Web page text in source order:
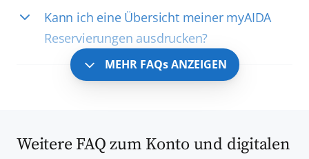
Kann ich eine Übersicht meiner myAIDA
Reservierungen ausdrucken?
MEHR FAQs ANZEIGEN
Weitere FAQ zum Konto und digitalen